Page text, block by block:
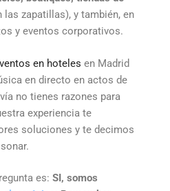
las zapatillas), y también, en
y eventos corporativos.
en hoteles en Madrid
en directo en actos de
no tienes razones para
experiencia te
soluciones y te decimos
es: SI, somos